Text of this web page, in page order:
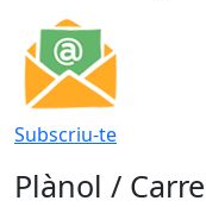
Subscriu-te
Plànol /